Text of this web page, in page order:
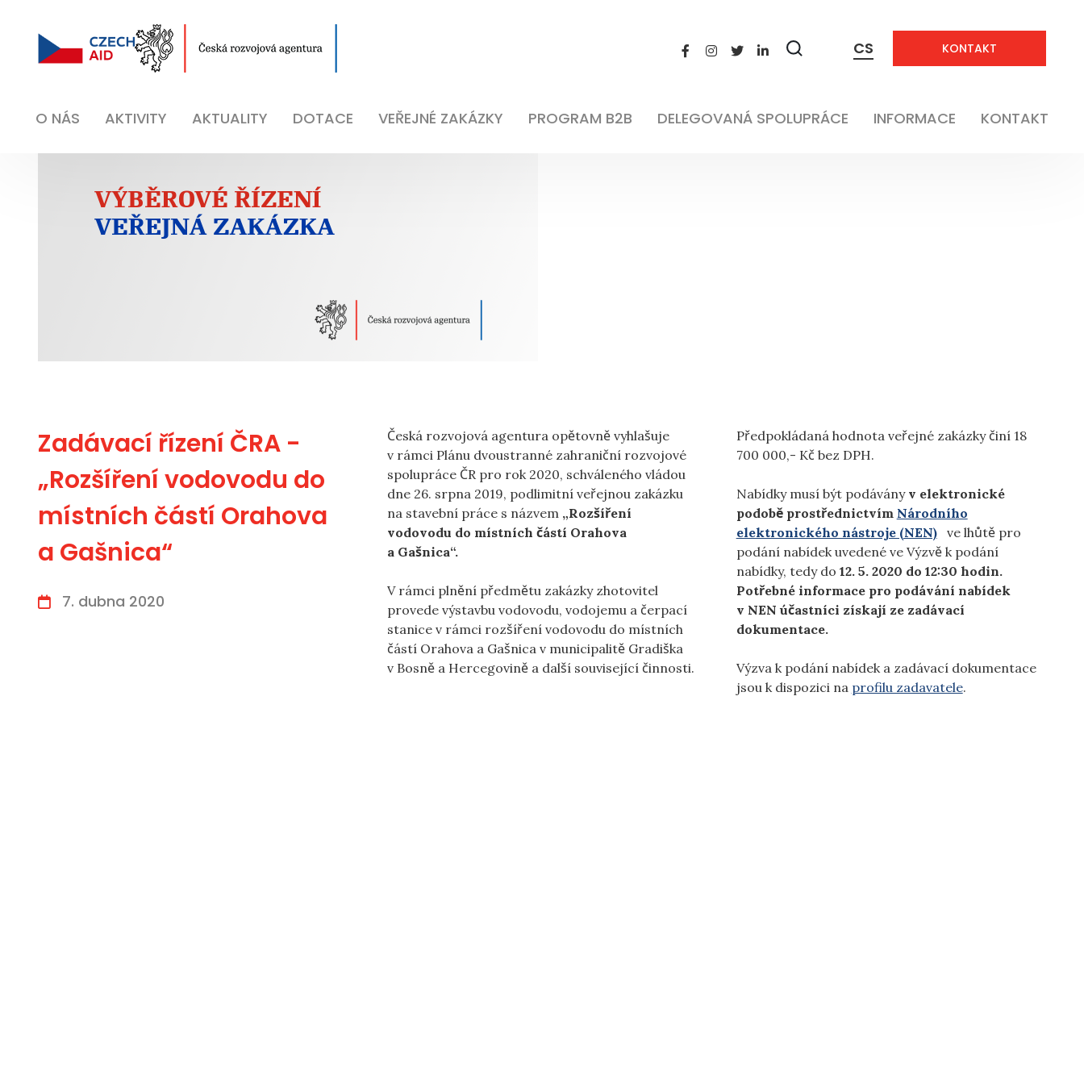
Zobrazit
CS KONTAKT
O NÁS AKTIVITY AKTUALITY DOTACE VEŘEJNÉ ZAKÁZKY PROGRAM B2B DELEGOVANÁ SPOLUPRÁCE INFORMACE KONTAKT
Zadávací řízení ČRA -
„Rozšíření vodovodu do
místních částí Orahova
a Gašnica“
7. dubna 2020
Česká rozvojová agentura opětovně vyhlašuje
v rámci Plánu dvoustranné zahraniční rozvojové
spolupráce ČR pro rok 2020, schváleného vládou
dne 26. srpna 2019, podlimitní veřejnou zakázku
na stavební práce s názvem „Rozšíření
vodovodu do místních částí Orahova
a Gašnica“.
V rámci plnění předmětu zakázky zhotovitel
provede výstavbu vodovodu, vodojemu a čerpací
stanice v rámci rozšíření vodovodu do místních
částí Orahova a Gašnica v municipalitě Gradiška
v Bosně a Hercegovině a další související činnosti.
Předpokládaná hodnota veřejné zakázky činí 18
700 000,- Kč bez DPH.
Nabídky musí být podávány v elektronické
podobě prostřednictvím Národního
elektronického nástroje (NEN)ve lhůtě pro
podání nabídek uvedené ve Výzvě k podání
nabídky, tedy do 12. 5. 2020 do 12:30 hodin.
Potřebné informace pro podávání nabídek
v NEN účastníci získají ze zadávací
dokumentace.
Výzva k podání nabídek a zadávací dokumentace
jsou k dispozici na profilu zadavatele.